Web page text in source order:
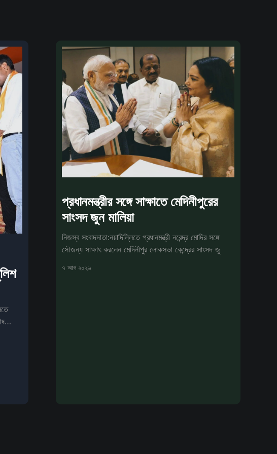
প্রধানমন্ত্রীর সঙ্গে সাক্ষাতে মেদিনীপুরের
সাংসদ জুন মালিয়া
নিজস্ব সংবাদদাতা:নয়াদিল্লিতে প্রধানমন্ত্রী নরেন্দ্র মোদির সঙ্গে
সৌজন্য সাক্ষাৎ করলেন মেদিনীপুর লোকসভা কেন্দ্রের সাংসদ জু
৭ আগ ২০২৬